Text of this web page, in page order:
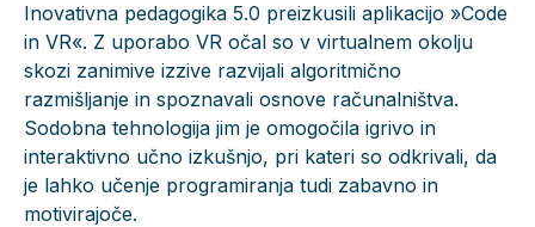
Inovativna pedagogika 5.0 preizkusili aplikacijo »Code
in VR«. Z uporabo VR očal so v virtualnem okolju
skozi zanimive izzive razvijali algoritmično
razmišljanje in spoznavali osnove računalništva.
Sodobna tehnologija jim je omogočila igrivo in
interaktivno učno izkušnjo, pri kateri so odkrivali, da
je lahko učenje programiranja tudi zabavno in
motivirajoče.